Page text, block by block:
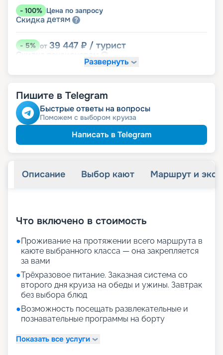
- 100% Цена по запросу
Скидка детям
-5% от 39 447 ₽ / турист
Скидка
Развернуть
Пишите в Telegram
Быстрые ответы на вопросы
Поможем с выбором круиза
Написать в Telegram
Описание Выбор кают Маршрут и
Что включено в стоимость
●Проживание на протяжении всего маршрута в
каюте выбранного класса — она закрепляется
за вами
●Трёхразовое питание. Заказная система со
второго дня круиза на обеды и ужины. Завтрак
без выбора блюд
●Возможность посещать развлекательные и
познавательные программы на борту
Показать все услуги